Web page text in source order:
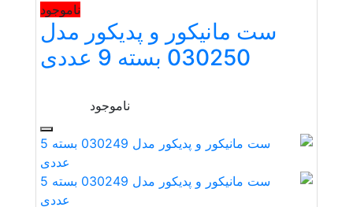
ناموجود
ست مانیکور و پدیکور مدل
030250 بسته 9 عددی
ناموجود